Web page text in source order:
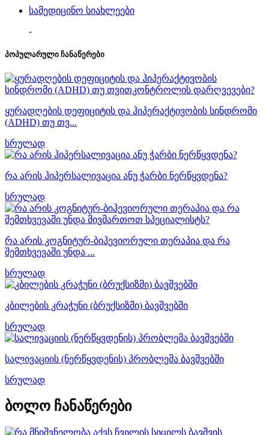
სამედიცინო სიახლეები
-
პოპულარული ჩანაწერები
ყურადღების დეფიციტის და ჰიპერაქტივობის სინდრომი
(ADHD) თუ თვ...
სრულად
რა არის ჰიპერსალივაცია ანუ ჭარბი ნერწყვდენა?
სრულად
რა არის კოგნიტურ-ბიჰევიორული თერაპია და რა
შემთხვევაში უნდა ...
სრულად
კბილების კრაჭუნი (ბრუქსიზმი) ბავშვებში
სრულად
სალივაციის (ნერწყვდენის) პრობლემა ბავშვებში
სრულად
ბოლო ჩანაწერები